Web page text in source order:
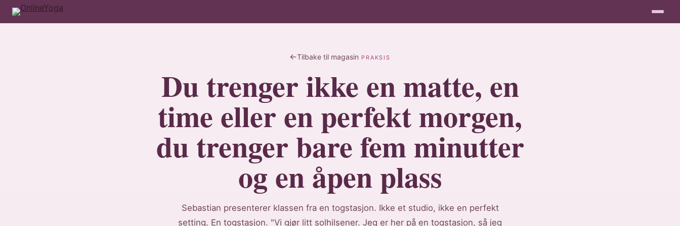
Tilbake til magasin PRAKSIS
Du trenger ikke en matte, en
time eller en perfekt morgen,
du trenger bare fem minutter
og en åpen plass
Sebastian presenterer klassen fra en togstasjon. Ikke et studio, ikke en perfekt
setting. En togstasjon. "Vi gjør litt solhilsener. Jeg er her på en togstasjon, så jeg